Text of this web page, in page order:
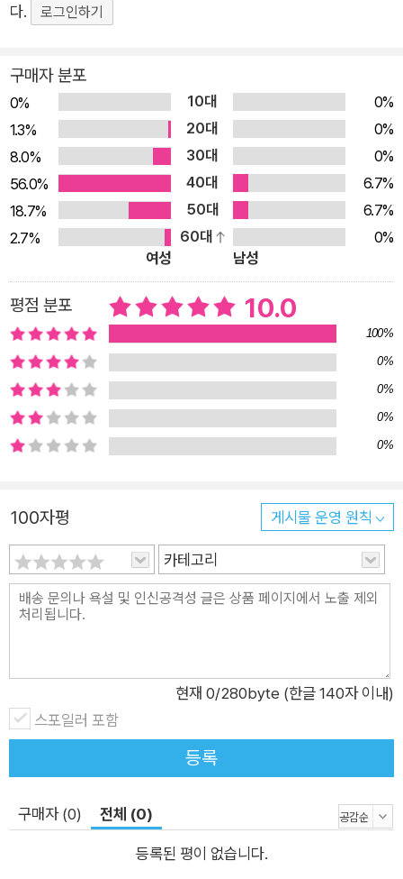
어떤 일이 일어날까? <나도 다 이유가 있어>는 발달장애 친구인
려오는 것 같다. 그 소리에 맞춰 뛰어 보기도 하고, 때론 달려 보
기도 한다. 그러면 혼나서 속상했거나 슬펐던 일이 모두 없어지는
것 같다. 체험학습 날, 또 북소리를 듣게 된 정우에게 어떤 일이
일어날까? 몇 번 길을 잃어버렸지만, 정우는 어떻게 늘 좋은 사람
을 만나는 것일까? 우리도 정우에게 좋은 사람일까? 이 책을 쓴
작가는 두 명의 발달장애 자녀를 키우는 중학교 선생님이다. 자신
의 마음을 표현하지 못하는 수많은 발달장애 친구의 이야기를 작
가가 대신 동화에 담아 전한다. 어린이들이 이 책을 읽다 보면 비
다는 것은 단순히 감정을 파악하는 것을 넘어 깊이 있게 이해하고
공감하는 것을 의미한다. 그때 어린이들은 깨닫게 된다. 우리는
서로 다르지 않다는 것을.
다.
로그인하기
구매자 분포
0% 10대
0%
1.3%
20대
0%
8.0%
30대
0%
56.0%
40대
6.7%
18.7%
50대
6.7%
2.7%
60대
0%
여성
남성
평점 분포 10.0
100%
0%
0%
0%
0%
100자평 게시물 운영 원칙
카테고리
현재 0/280byte (한글 140자 이내)
스포일러 포함
등록
구매자 (0) 전체 (0)
등록된 평이 없습니다.